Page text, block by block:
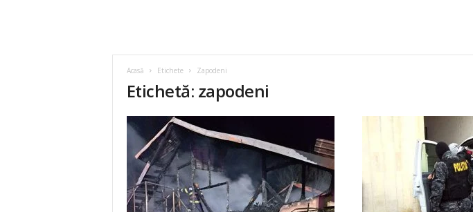
Acasă Etichete Zapodeni
Etichetă: zapodeni